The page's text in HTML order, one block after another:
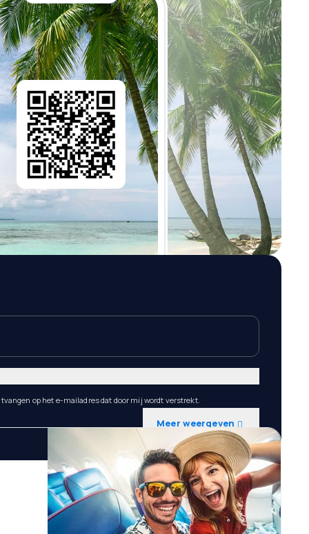
op het e-mailadres dat door mij wordt verstrekt.
Meer weergeven